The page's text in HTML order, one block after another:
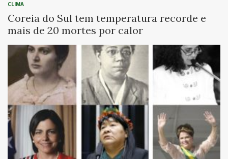
CLIMA
Coreia do Sul tem temperatura recorde e
mais de 20 mortes por calor